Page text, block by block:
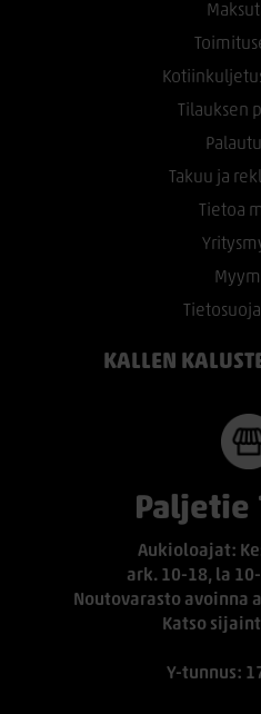
Tilauksen
Takuu ja
Tietoa
KALLEN
Paljetie
Aukioloajat:
ark. 10-18, la
Noutovarasto avoinna
Katso
Y-tunnus: